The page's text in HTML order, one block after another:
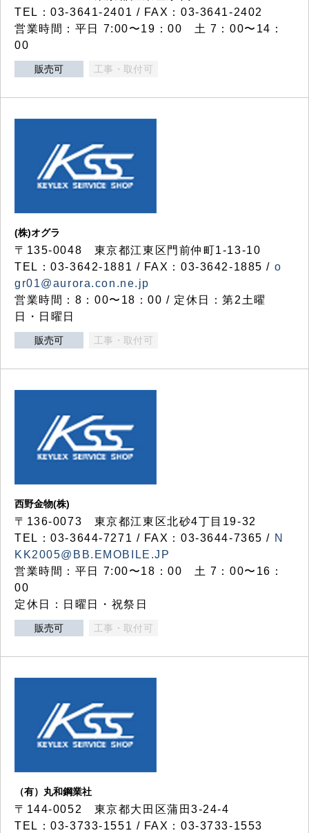
TEL：03-3641-2401 / FAX：03-3641-2402
営業時間：平日 7:00〜19：00 土 7：00〜14：
00
販売可 工事・取付可
(株)オグラ
〒135-0048 東京都江東区門前仲町1-13-10
TEL：03-3642-1881 / FAX：03-3642-1885 / o
gr01@aurora.con.ne.jp
営業時間：8：00〜18：00 / 定休日：第2土曜
日・日曜日
販売可 工事・取付可
西野金物(株)
〒136-0073 東京都江東区北砂4丁目19-32
TEL：03‐3644‐7271 / FAX：03-3644-7365 / N
KK2005@BB.EMOBILE.JP
営業時間：平日 7:00〜18：00 土 7：00〜16：
00
定休日：日曜日・祝祭日
販売可 工事・取付可
（有）丸和鋼業社
〒144-0052 東京都大田区蒲田3-24-4
TEL：03-3733-1551 / FAX：03-3733-1553